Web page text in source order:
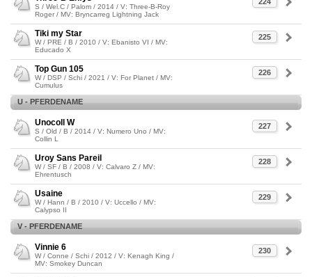
S / Wel.C / Palom / 2014 / V: Three-B-Roy
Roger / MV: Bryncarreg Lightning Jack
225
Tiki my Star
W / PRE / B / 2010 / V: Ebanisto VI / MV:
Educado X
226
Top Gun 105
W / DSP / Schi / 2021 / V: For Planet / MV:
Cumulus
U - PFERDENAME
227
Unocoll W
S / Old / B / 2014 / V: Numero Uno / MV:
Collin L
228
Uroy Sans Pareil
W / SF / B / 2008 / V: Calvaro Z / MV:
Ehrentusch
229
Usaine
W / Hann / B / 2010 / V: Uccello / MV:
Calypso II
V - PFERDENAME
230
Vinnie 6
W / Conne / Schi / 2012 / V: Kenagh King /
MV: Smokey Duncan